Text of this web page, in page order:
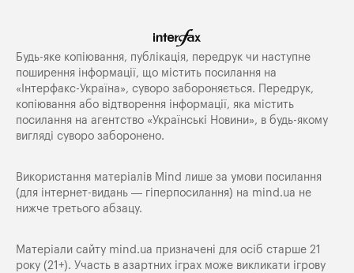
Будь-яке копiювання, публiкацiя, передрук чи наступне
поширення iнформацiї, що мiстить посилання на
«Iнтерфакс-Україна», суворо забороняється. Передрук,
копіювання або відтворення інформації, яка містить
посилання на агентство «Українські Новини», в будь-якому
вигляді суворо заборонено.
Використання матеріалів Mind лише за умови посилання
(для інтернет-видань — гіперпосилання) на mind.ua не
нижче третього абзацу.
Матеріали сайту mind.ua призначені для осіб старше 21
року (21+). Участь в азартних іграх може викликати ігрову